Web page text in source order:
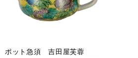
ポット急須 吉田屋芙蓉